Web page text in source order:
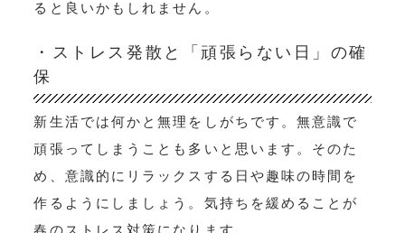
ると良いかもしれません。
・ストレス発散と「頑張らない日」の確
保
新生活では何かと無理をしがちです。無意識で
頑張ってしまうことも多いと思います。そのた
め、意識的にリラックスする日や趣味の時間を
作るようにしましょう。気持ちを緩めることが